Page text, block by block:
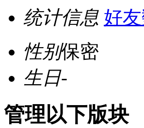
统计信息 好
性别保密
生日-
管理以下版块